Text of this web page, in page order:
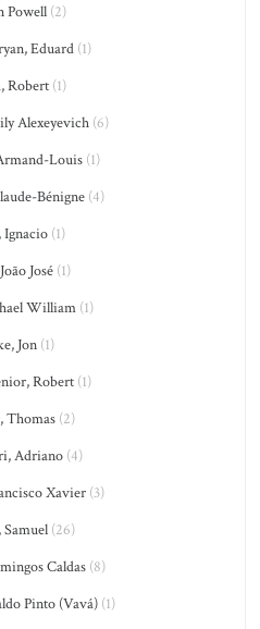
Powell(2)
Eduard(1)
Robert (1)
Alexeyevich(6)
Louis(1)
Bénigne(4)
Ignacio (1)
José(1)
William (1)
Jon (1)
Robert(1)
Thomas(2)
Adriano (4)
Xavier(3)
(26)
Caldas (8)
Pinto (Vavá) (1)